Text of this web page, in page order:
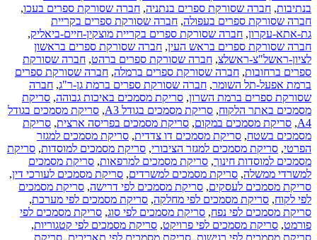
בנתיבות, חברה שסורקת ספרים בנתניה, חברה שסורקת ספרים בעכו,
חברה שסורקת ספרים בעפולה, חברה שסורקת ספרים בקריית
גת-אתא-עקרון, חברה שסורקת ספרים בקריית מוצקין-חיים-ביאליק,
חברה שסורקת ספרים בראש העין, חברה שסורקת ספרים בראשון
לציון-ראשל"צ-ראשלצ, חברה שסורקת ספרים ברהט, חברה שסורקת
ספרים ברחובות, חברה שסורקת ספרים ברמלה, חברה שסורקת ספרים
ברמת אפעל-תל השומר, חברה שסורקת ספרים ברמת גן-ר"ג, חברה
שסורקת ספרים ברמת השרון, סריקת מסמכים באיכות גבוהה, סריקת
מסמכים באתר הלקוח, סריקת מסמכים בגודל A3 , סריקת מסמכים בגודל
A4
, סריקת מסמכים במקום, סריקת מסמכים בפריסה ארצית, סריקת
מסמכים בשטח, סריקת מסמכים דו צדדית, סריקת מסמכים למגזר
הפרטי, סריקת מסמכים למגזר הציבורי, סריקת מסמכים למוסדות, סריקת
מסמכים למוסדות חינוך, סריקת מסמכים למרפאות, סריקת מסמכים
למשרדי ממשלה, סריקת מסמכים למשרדים, סריקת מסמכים לעורכי דין,
סריקת מסמכים לעסקים, סריקת מסמכים לפי דרישה, סריקת מסמכים
לפי לקוח, סריקת מסמכים לפי מחלקה, סריקת מסמכים לפי מערכת,
סריקת מסמכים לפי נפח, סריקת מסמכים לפי סוג, סריקת מסמכים לפי
פורמט, סריקת מסמכים לפי פרויקט, סריקת מסמכים לפי קטגוריות,
סריקת מסמכים לפי רגישות, סריקת מסמכים לפי תאריכים, סריקת